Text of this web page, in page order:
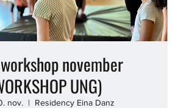
november
UNG)
nov.
  |
Residency Eina Danz